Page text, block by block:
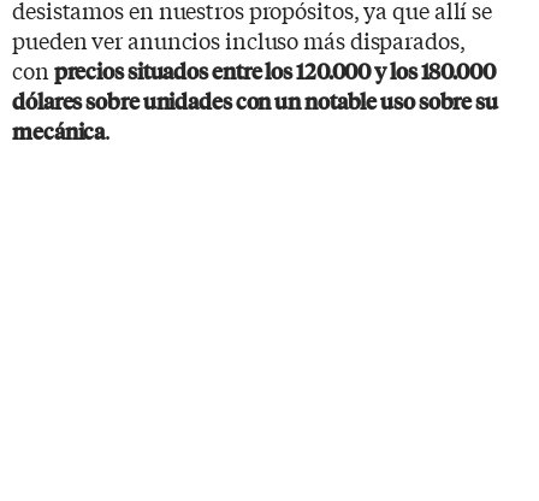
desistamos en nuestros propósitos, ya que allí se
pueden ver anuncios incluso más disparados,
con precios situados entre los 120.000 y los 180.000
dólares sobre unidades con un notable uso sobre su
mecánica.